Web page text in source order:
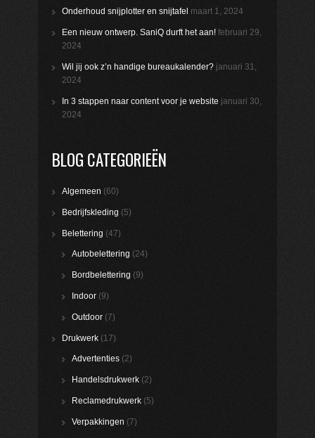
Onderhoud snijplotter en snijtafel maart 1, 2024
Een nieuw ontwerp. SaniQ durft het aan! februari 29,
2024
Wil jij ook z’n handige bureaukalender? januari 31,
2024
In 3 stappen naar content voor je website januari 30,
2024
BLOG CATEGORIEËN
Algemeen (60)
Bedrijfskleding (5)
Belettering (47)
Autobelettering (24)
Bordbelettering (9)
Indoor (9)
Outdoor (7)
Drukwerk (17)
Advertenties (2)
Handelsdrukwerk (2)
Reclamedrukwerk (5)
Verpakkingen (7)